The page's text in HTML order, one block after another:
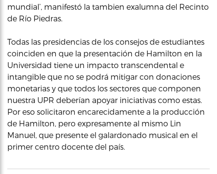
mundial’, manifestó la tambien exalumna del Recinto
de Río Piedras.
Todas las presidencias de los consejos de estudiantes
coinciden en que la presentación de Hamilton en la
Universidad tiene un impacto transcendental e
intangible que no se podrá mitigar con donaciones
monetarias y que todos los sectores que componen
nuestra UPR deberían apoyar iniciativas como estas.
Por eso solicitaron encarecidamente a la producción
de Hamilton, pero expresamente al mismo Lin
Manuel, que presente el galardonado musical en el
primer centro docente del país.